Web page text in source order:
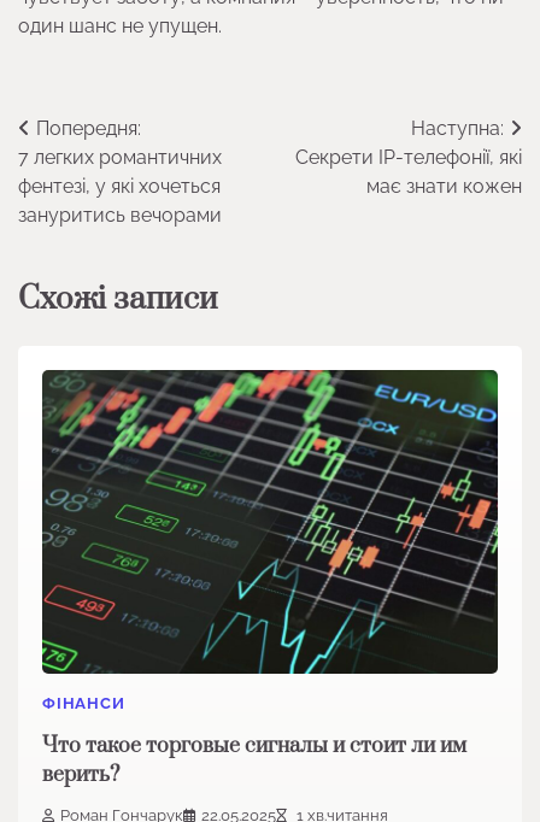
один шанс не упущен.
Навігація
записів
Попередня:
7 легких романтичних
фентезі, у які хочеться
зануритись вечорами
Наступна:
Секрети IP-телефонії, які
має знати кожен
Схожі записи
ФІНАНСИ
Что такое торговые сигналы и стоит ли им
верить?
Роман Гончарук 22.05.2025
1 хв.читання